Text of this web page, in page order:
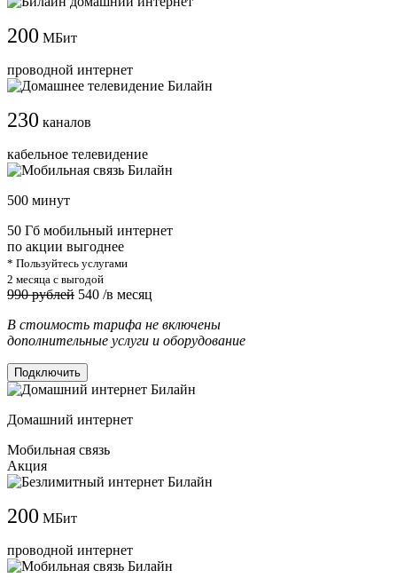
200 МБит
проводной интернет
230 каналов
кабельное телевидение
500 минут
50 Гб мобильный интернет
по акции выгоднее
* Пользуйтесь услугами
2 месяца с выгодой
990 рублей 540 /в месяц
В стоимость тарифа не включены
дополнительные услуги и оборудование
Подключить
Домашний интернет
Мобильная связь
Акция
200 МБит
проводной интернет